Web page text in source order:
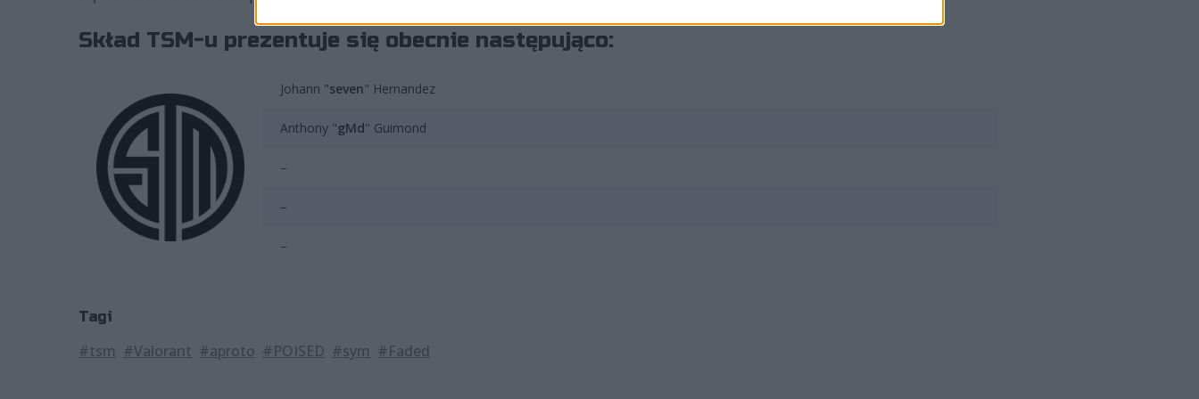
Skład TSM-u prezentuje się obecnie następująco:
Johann "seven" Hernandez
Anthony "gMd" Guimond
–
–
–
Tagi
#tsm #Valorant #aproto #POISED #sym #Faded